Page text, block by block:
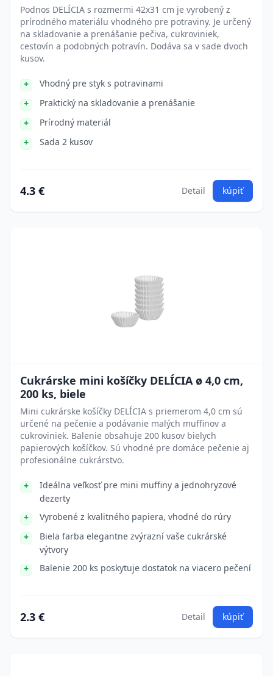
Podnos DELÍCIA s rozmermi 42x31 cm je vyrobený z
prírodného materiálu vhodného pre potraviny. Je určený
na skladovanie a prenášanie pečiva, cukroviniek,
cestovín a podobných potravín. Dodáva sa v sade dvoch
kusov.
Vhodný pre styk s potravinami
Praktický na skladovanie a prenášanie
Prírodný materiál
Sada 2 kusov
4.3 € Detail kúpiť
Cukrárske mini košíčky DELÍCIA ø 4,0 cm,
200 ks, biele
Mini cukrárske košíčky DELÍCIA s priemerom 4,0 cm sú
určené na pečenie a podávanie malých muffinov a
cukroviniek. Balenie obsahuje 200 kusov bielych
papierových košíčkov. Sú vhodné pre domáce pečenie aj
profesionálne cukrárstvo.
Ideálna veľkosť pre mini muffiny a jednohryzové
dezerty
Vyrobené z kvalitného papiera, vhodné do rúry
Biela farba elegantne zvýrazní vaše cukrárské
výtvory
Balenie 200 ks poskytuje dostatok na viacero pečení
2.3 € Detail kúpiť